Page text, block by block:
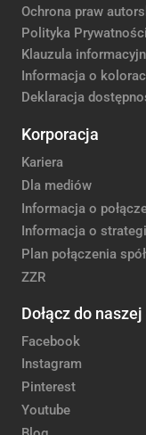
Ochrona praw
Polityka Prywatności
Klauzula
Informacja o
Deklaracja
Korporacja
Kariera
Dla mediów
Informacja o
Informacja o
Plan połączenia
ZZR
Dołącz do
Facebook
Instagram
Pinterest
Youtube